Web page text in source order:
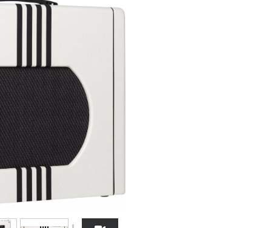
Batería y percusión
Bundle